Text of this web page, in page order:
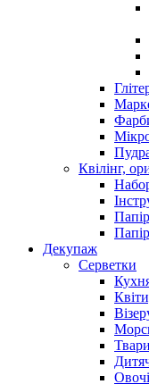
Квілінг,
Декупаж
Серветки